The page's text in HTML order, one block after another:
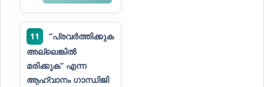
11
“പ്രവർത്തിക്കുക
അല്ലെങ്കിൽ
മരിക്കുക” എന്ന
ആഹ്വാനം ഗാന്ധിജി